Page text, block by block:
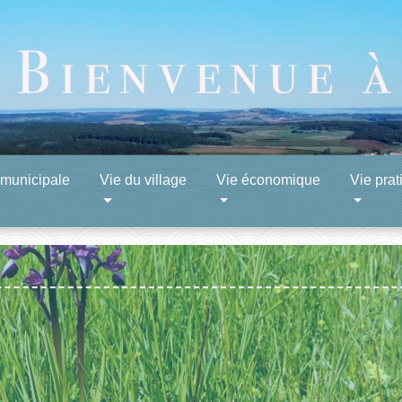
Vie du village Vie économique Vie